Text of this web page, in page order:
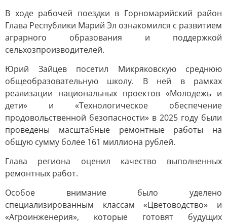
В ходе рабочей поездки в Горномарийский район
Глава Республики Марий Эл ознакомился с развитием
аграрного образования и поддержкой
сельхозпроизводителей.
Юрий Зайцев посетил Микряковскую среднюю
общеобразовательную школу. В ней в рамках
реализации национальных проектов «Молодежь и
дети» и «Технологическое обеспечение
продовольственной безопасности» в 2025 году были
проведены масштабные ремонтные работы на
общую сумму более 161 миллиона рублей.
Глава региона оценил качество выполненных
ремонтных работ.
Особое внимание было уделено
специализированным классам «Цветоводство» и
«Агроинженерия», которые готовят будущих